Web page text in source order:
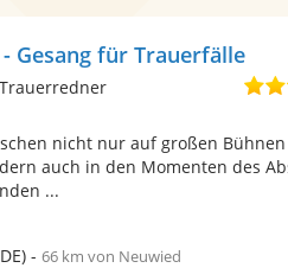
Gesang für Trauerfälle
nicht nur auf großen
auch in den Momenten des
...
- 66 km von Neuwied